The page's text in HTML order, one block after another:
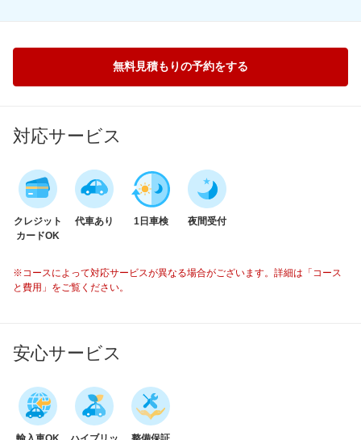
無料見積もりの予約をする
対応サービス
クレジット
カードOK
代車あり 1日車検 夜間受付
※コースによって対応サービスが異なる場合がございます。詳細は「コース
と費用」をご覧ください。
安心サービス